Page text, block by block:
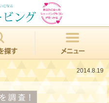
2014.8.19